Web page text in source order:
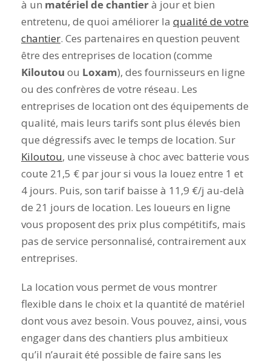
à un matériel de chantierà jour et bien
entretenu, de quoi améliorer la qualité de votre
chantier. Ces partenaires en question peuvent
être des entreprises de location (comme
Kiloutou ou Loxam), des fournisseurs en ligne
ou des confrères de votre réseau. Les
entreprises de location ont des équipements de
qualité, mais leurs tarifs sont plus élevés bien
que dégressifs avec le temps de location. Sur
Kiloutou, une visseuse à choc avec batterie vous
coute 21,5 € par jour si vous la louez entre 1 et
4 jours. Puis, son tarif baisse à 11,9 €/j au-delà
de 21 jours de location. Les loueurs en ligne
vous proposent des prix plus compétitifs, mais
pas de service personnalisé, contrairement aux
entreprises.
La location vous permet de vous montrer
flexible dans le choix et la quantité de matériel
dont vous avez besoin. Vous pouvez, ainsi, vous
engager dans des chantiers plus ambitieux
qu’il n’aurait été possible de faire sans les